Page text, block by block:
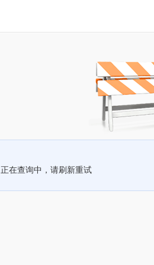
正在查询中，请刷新重试